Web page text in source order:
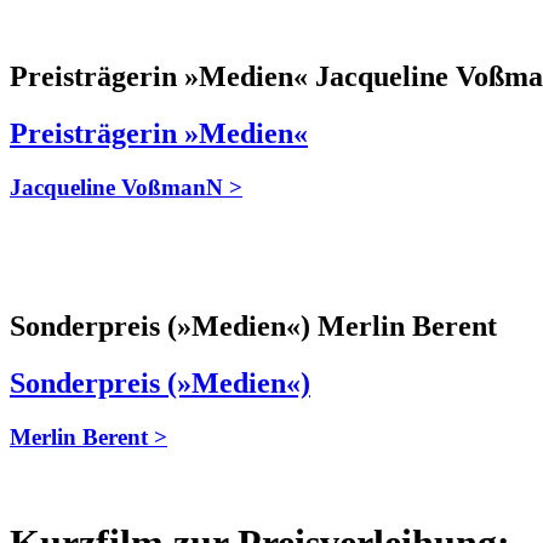
Preisträgerin »Medien« Jacqueline
Preisträgerin »Medien«
Jacqueline VoßmanN >
Sonderpreis (»Medien«) Merlin Berent
Sonderpreis (»Medien«)
Merlin Berent >